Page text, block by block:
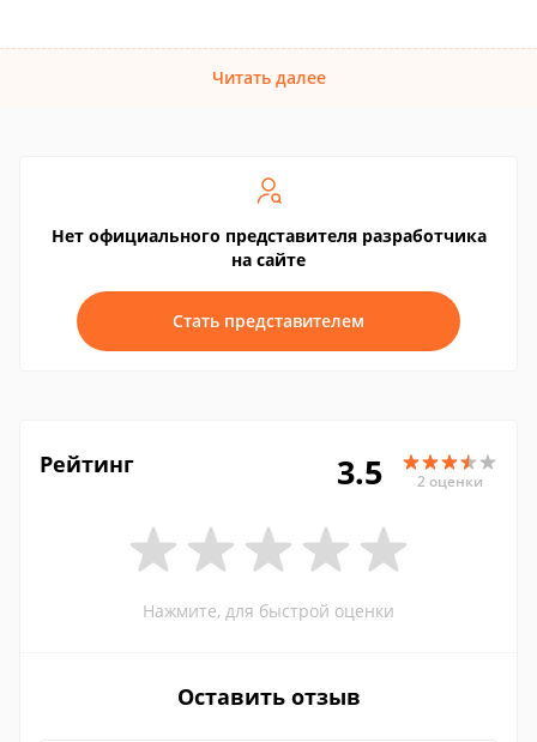
Читать далее
Нет официального представителя разработчика
на сайте
Стать представителем
Рейтинг 3.5 2 оценки
Нажмите, для быстрой оценки
Оставить отзыв